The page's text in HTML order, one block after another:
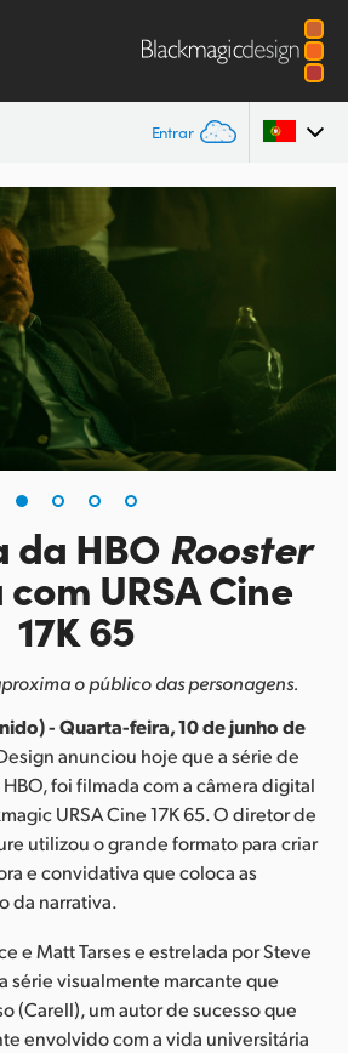
Entrar
China
da HBO Rooster
URSA Cine
17K 65
o público das personagens.
- Quarta-feira, 10 de junho de
anunciou hoje que a série de
HBO, foi filmada com a câmera digital
URSA Cine 17K 65. O diretor de
utilizou o grande formato para criar
e convidativa que coloca as
da narrativa.
e Matt Tarses e estrelada por Steve
série visualmente marcante que
(Carell), um autor de sucesso que
envolvido com a vida universitária